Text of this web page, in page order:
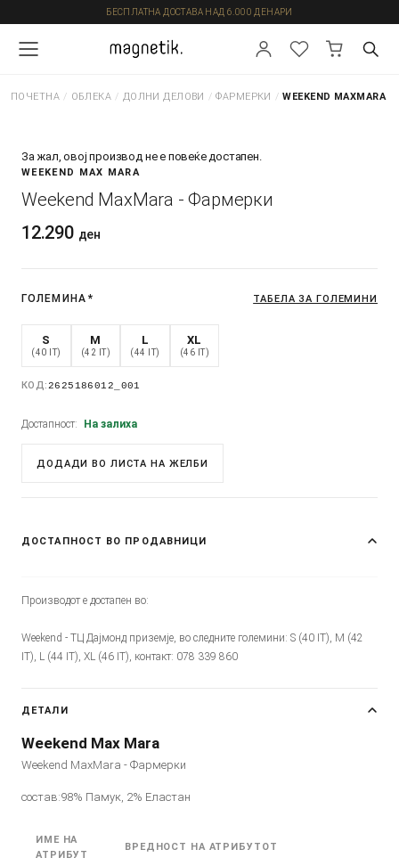
БЕСПЛАТНА ДОСТАВА НАД 6.000 ДЕНАРИ
ПОЧЕТНА / ОБЛЕКА / ДОЛНИ ДЕЛОВИ / ФАРМЕРКИ / WEEKEND
За жал, овој производ не е повеќе достапен.
WEEKEND MAX MARA
Weekend MaxMara - Фармерки
12.290 ден
ГОЛЕМИНА * ТАБЕЛА ЗА ГОЛЕМИНИ
S
(40 IT)
M
(42 IT)
L
(44 IT)
XL
(46 IT)
КОД:2625186012_001
Достапност: На залиха
ДОДАДИ ВО ЛИСТА НА ЖЕЛБИ
ДОСТАПНОСТ ВО ПРОДАВНИЦИ
Производот е достапен во:
Weekend - ТЦ Дајмонд приземје, во следните големини: S (40 IT), M (42
IT), L (44 IT), XL (46 IT), контакт: 078 339 860
ДЕТАЛИ
Weekend Max Mara
Weekend MaxMara - Фармерки
состав:98% Памук, 2% Еластан
ИМЕ НА
АТРИБУТ
ВРЕДНОСТ НА АТРИБУТОТ